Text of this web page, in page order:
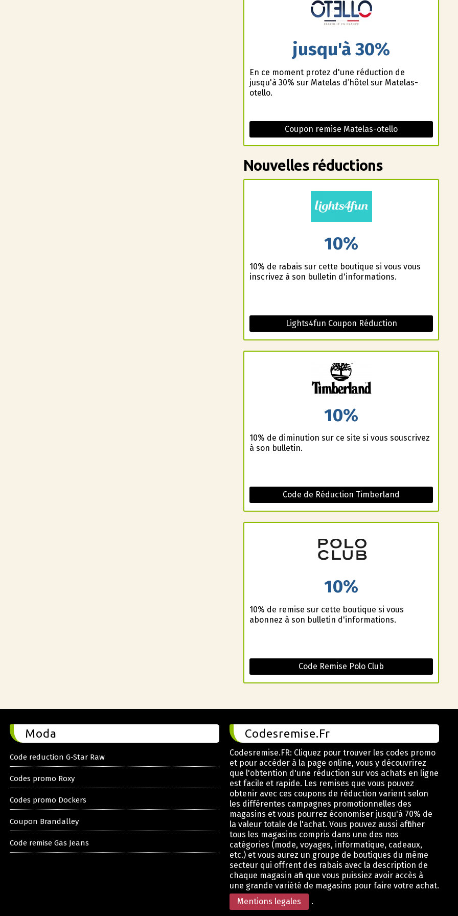
jusqu'à 30%
En ce moment profitez d'une réduction de
jusqu'à 30% sur Matelas d’hôtel sur Matelas-
otello.
Coupon remise Matelas-otello
Nouvelles réductions
10%
10% de rabais sur cette boutique si vous vous
inscrivez à son bulletin d'informations.
Lights4fun Coupon Réduction
10%
10% de diminution sur ce site si vous souscrivez
à son bulletin.
Code de Réduction Timberland
10%
10% de remise sur cette boutique si vous
abonnez à son bulletin d'informations.
Code Remise Polo Club
Moda
Code reduction G-Star Raw
Codes promo Roxy
Codes promo Dockers
Coupon Brandalley
Code remise Gas Jeans
Codesremise.Fr
Codesremise.FR: Cliquez pour trouver les codes promo
et pour accéder à la page online, vous y découvrirez
que l'obtention d'une réduction sur vos achats en ligne
est facile et rapide. Les remises que vous pouvez
obtenir avec ces coupons de réduction varient selon
les différentes campagnes promotionnelles des
magasins et vous pourrez économiser jusqu'à 70% de
la valeur totale de l'achat. Vous pouvez aussi afficher
tous les magasins compris dans une des nos
catégories (mode, voyages, informatique, cadeaux,
etc.) et vous aurez un groupe de boutiques du même
secteur qui offrent des rabais avec la description de
chaque magasin afin que vous puissiez avoir accès à
une grande variété de magasins pour faire votre achat.
Mentions legales
.